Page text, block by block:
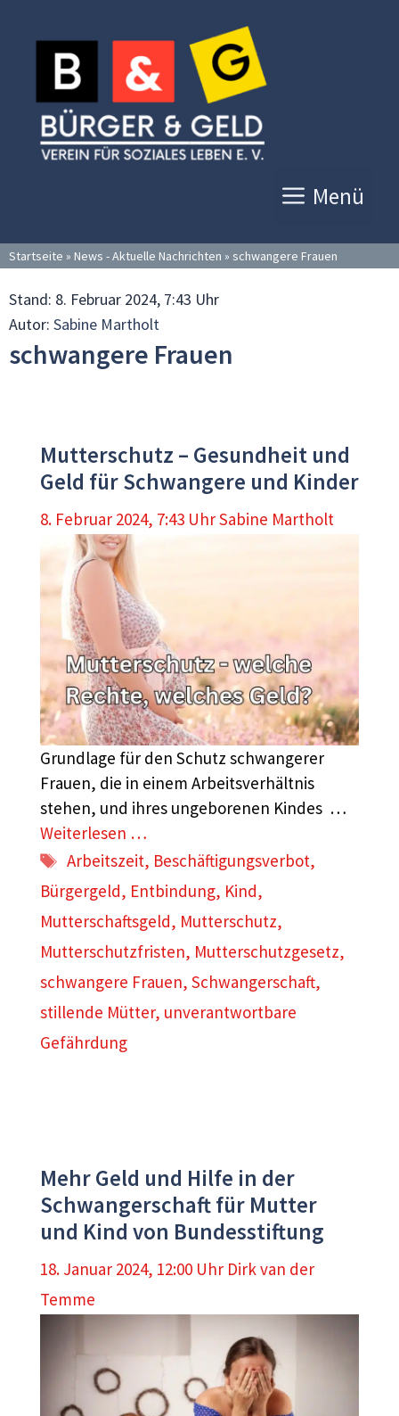
Inhalt
springen
Menü
Startseite » News - Aktuelle Nachrichten » schwangere Frauen
Stand: 8. Februar 2024, 7:43 Uhr
Autor: Sabine Martholt
schwangere Frauen
Mutterschutz – Gesundheit und
Geld für Schwangere und Kinder
8. Februar 2024, 7:43 UhrSabine Martholt
Grundlage für den Schutz schwangerer
Frauen, die in einem Arbeitsverhältnis
stehen, und ihres ungeborenen Kindes …
Weiterlesen …
Schlagwörter
Arbeitszeit, Beschäftigungsverbot,
Bürgergeld, Entbindung, Kind,
Mutterschaftsgeld, Mutterschutz,
Mutterschutzfristen, Mutterschutzgesetz,
schwangere Frauen, Schwangerschaft,
stillende Mütter, unverantwortbare
Gefährdung
Mehr Geld und Hilfe in der
Schwangerschaft für Mutter
und Kind von Bundesstiftung
18. Januar 2024, 12:00 Uhr Dirk van der
Temme